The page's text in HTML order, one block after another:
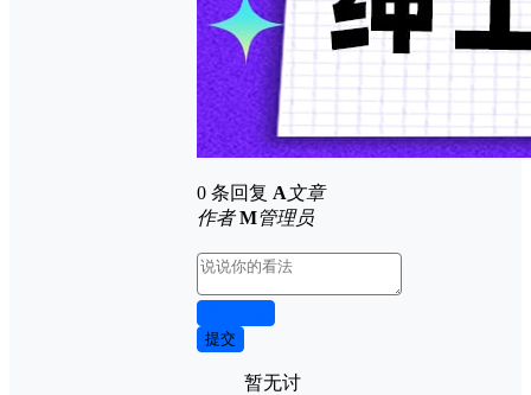
0 条回复 A文章
作者 M管理员
提交
暂无讨